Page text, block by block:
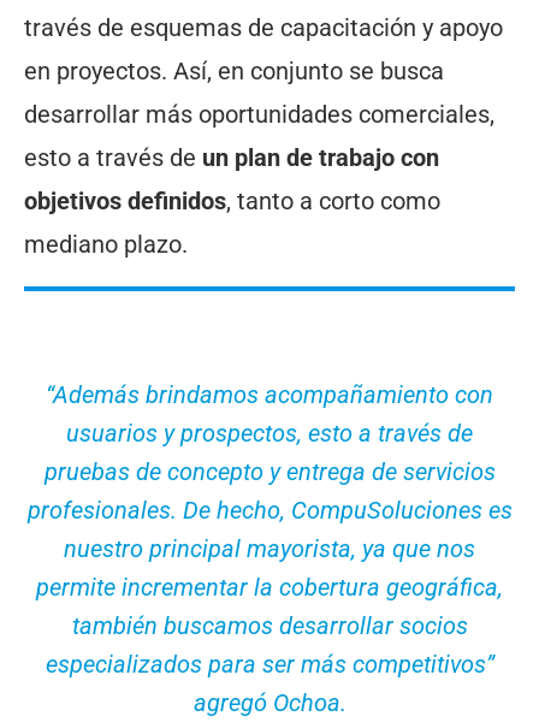
través de esquemas de capacitación y apoyo
en proyectos. Así, en conjunto se busca
desarrollar más oportunidades comerciales,
esto a través de un plan de trabajo con
objetivos definidos, tanto a corto como
mediano plazo.
“Además brindamos acompañamiento con
usuarios y prospectos, esto a través de
pruebas de concepto y entrega de servicios
profesionales. De hecho, CompuSoluciones es
nuestro principal mayorista, ya que nos
permite incrementar la cobertura geográfica,
también buscamos desarrollar socios
especializados para ser más competitivos”
agregó Ochoa.